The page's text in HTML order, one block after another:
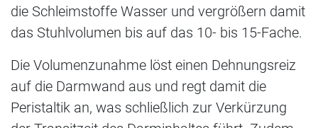
die Schleimstoffe Wasser und vergrößern damit
das Stuhlvolumen bis auf das 10- bis 15-Fache.
Die Volumenzunahme löst einen Dehnungsreiz
auf die Darmwand aus und regt damit die
Peristaltik an, was schließlich zur Verkürzung